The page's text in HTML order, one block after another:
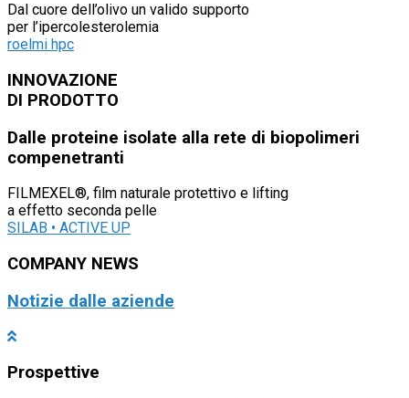
Dal cuore dell’olivo un valido supporto
per l’ipercolesterolemia
roelmi hpc
INNOVAZIONE
DI PRODOTTO
Dalle proteine isolate alla rete di biopolimeri
compenetranti
FILMEXEL®, film naturale protettivo e lifting
a effetto seconda pelle
SILAB • ACTIVE UP
COMPANY NEWS
Notizie dalle aziende
Prospettive